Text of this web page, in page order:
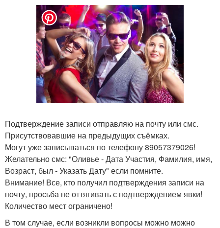
Подтверждение записи отправляю на почту или смс.
Присутствовавшие на предыдущих съёмках.
Могут уже записываться по телефону 89057379026!
Желательно смс: "Оливье - Дата Участия, Фамилия, имя,
Возраст, был - Указать Дату" если помните.
Внимание! Все, кто получил подтверждения записи на
почту, просьба не оттягивать с подтверждением явки!
Количество мест ограничено!
В том случае, если возникли вопросы можно можно